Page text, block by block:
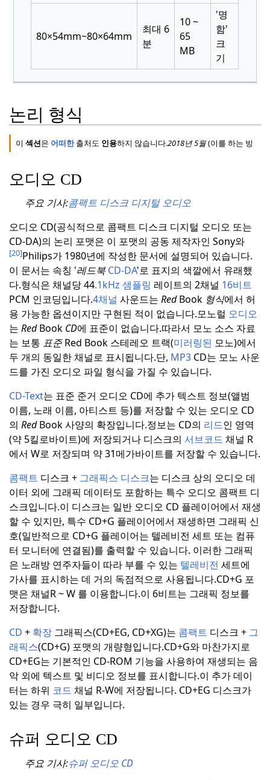
80×54mm~80×64mm
최대 6
분
10 ~
65
MB
'명
함'
크
기
논리 형식
이섹션은 어떠한출처도 인용하지 않습니다.2018년 5월(이를하는 방법
오디오 CD
주요 기사:콤팩트 디스크 디지털 오디오
오디오 CD(공식적으로 콤팩트 디스크 디지털 오디오 또는
CD-DA)의 논리 포맷은 이 포맷의 공동 제작자인 Sony와
[20]Philips가 1980년에 작성한 문서에 설명되어 있습니다.
이 문서는 속칭 '레드북 CD-DA'로 표지의 색깔에서 유래했
다.형식은 채널당 44.1kHz 샘플링 레이트의 2채널 16비트
PCM 인코딩입니다.4채널 사운드는 RedBook 형식에서 허
용 가능한 옵션이지만 구현된 적이 없습니다.모노럴 오디오
는 RedBook CD에 표준이 없습니다.따라서 모노 소스 자료
는 보통 표준Red Book 스테레오 트랙(미러링된 모노)에서
두 개의 동일한 채널로 표시됩니다.단, MP3 CD는 모노 사운
드를 가진 오디오 파일 형식을 가질 수 있습니다.
CD-Text는 표준 준거 오디오 CD에 추가 텍스트 정보(앨범
이름, 노래 이름, 아티스트 등)를 저장할 수 있는 오디오 CD
의 RedBook 사양의 확장입니다.정보는 CD의 리드인 영역
(약 5킬로바이트)에 저장되거나 디스크의 서브코드 채널 R
에서 W로 저장되며 약 31메가바이트를 저장할 수 있습니다.
콤팩트 디스크 + 그래픽스 디스크는 디스크 상의 오디오 데
이터 외에 그래픽 데이터도 포함하는 특수 오디오 콤팩트 디
스크입니다.이 디스크는 일반 오디오 CD 플레이어에서 재생
할 수 있지만, 특수 CD+G 플레이어에서 재생하면 그래픽 신
호(일반적으로 CD+G 플레이어는 텔레비전 세트 또는 컴퓨
터 모니터에 연결됨)를 출력할 수 있습니다. 이러한 그래픽
은 노래방 연주자들이 따라 부를 수 있는 텔레비전 세트에
가사를 표시하는 데 거의 독점적으로 사용됩니다.CD+G 포
맷은 채널R ~ W 를 이용합니다.이 6비트는 그래픽 정보를
저장합니다.
CD + 확장 그래픽스(CD+EG, CD+XG)는 콤팩트 디스크 + 그
래픽스(CD+G) 포맷의 개량형입니다.CD+G와 마찬가지로
CD+EG는 기본적인 CD-ROM 기능을 사용하여 재생되는 음
악 외에 텍스트 및 비디오 정보를 표시합니다.이 추가 데이
터는 하위 코드 채널 R-W에 저장됩니다. CD+EG 디스크가
있는 경우 극히 일부입니다.
슈퍼 오디오 CD
주요 기사:슈퍼 오디오 CD